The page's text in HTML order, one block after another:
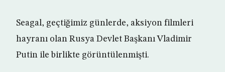
Seagal, geçtiğimiz günlerde, aksiyon filmleri
hayranı olan Rusya Devlet Başkanı Vladimir
Putin ile birlikte görüntülenmişti.